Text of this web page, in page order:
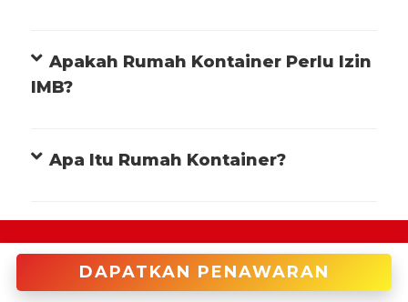
DAPATKAN PENAWARAN
Apakah Rumah Kontainer Perlu Izin
IMB?
Apa Itu Rumah Kontainer?
+622122946966 (Cakung)
enquiries@tradecorp.co.id